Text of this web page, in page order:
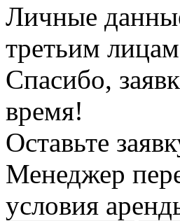
Личные
третьим лицам
Спасибо,
время!
Оставьте
Менеджер
условия